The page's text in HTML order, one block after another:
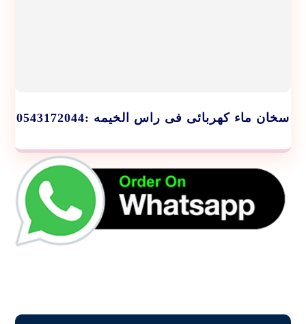
سخان ماء كهربائى فى راس الخيمه :0543172044